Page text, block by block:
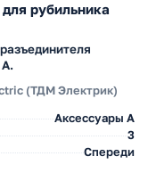
рубильника
А.
(ТДМ Электрик)
Аксессуары A
3
Спереди